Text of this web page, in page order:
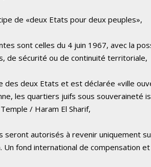
de «deux Etats pour deux peuples»,
sont celles du 4 juin 1967, avec la
de sécurité ou de continuité territoriale,
des deux Etats et est déclarée «ville
les quartiers juifs sous souveraineté
/ Haram El Sharif,
seront autorisés à revenir uniquement
fond international de compensation